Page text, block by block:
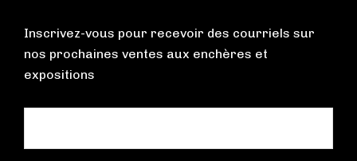
Inscrivez-vous pour recevoir des courriels sur
nos prochaines ventes aux enchères et
expositions